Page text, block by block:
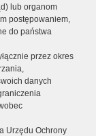
lub organom
postępowaniem,
do państwa
przez okres
danych
Urzędu Ochrony